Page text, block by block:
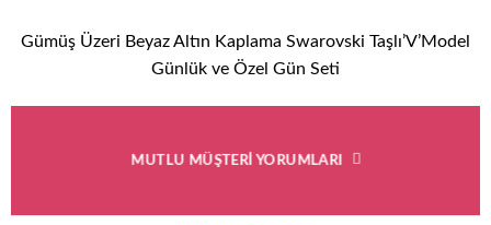
Gümüş Üzeri Beyaz Altın Kaplama Swarovski Taşlı’V’Model
Günlük ve Özel Gün Seti
MUTLU MÜŞTERI YORUMLARI